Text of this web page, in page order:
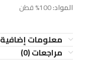
المواد:
معلومات إضافية
مراجعات (0)